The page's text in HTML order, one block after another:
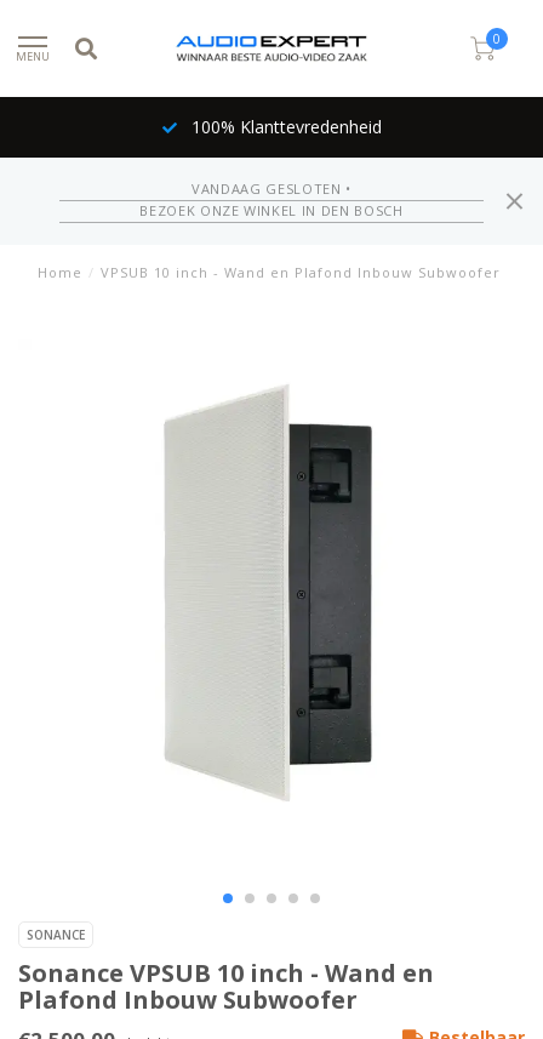
MENU
0
100% Klanttevredenheid
VANDAAG GESLOTEN •
BEZOEK ONZE WINKEL IN DEN BOSCH
Home / VPSUB 10 inch - Wand en Plafond Inbouw Subwoofer
SONANCE
Sonance VPSUB 10 inch - Wand en
Plafond Inbouw Subwoofer